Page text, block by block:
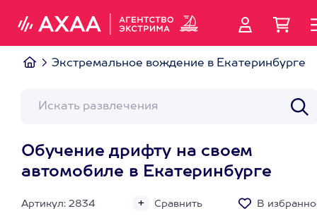
Экстремальное вождение в Екатеринбурге
Обучение дрифту на своем
автомобиле в Екатеринбурге
Артикул: 2834 Сравнить В